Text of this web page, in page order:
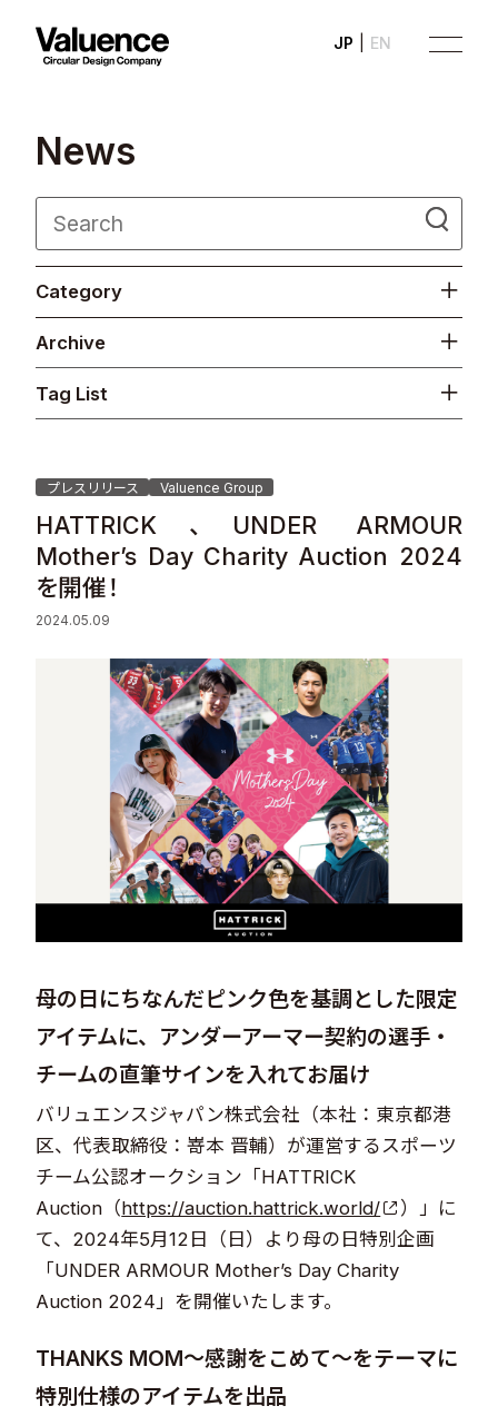
EN
JP
Company
Philosophy
Business
Investor Relations
Sustainability
Recruit
Contact
© Valuence Holdings Inc.
News
Category
Archive
Tag List
プレスリリース Valuence Group
HATTRICK、UNDER ARMOUR
Mother’s Day Charity Auction 2024
を開催！
2024.05.09
母の日にちなんだピンク色を基調とした限定
アイテムに、アンダーアーマー契約の選手・
チームの直筆サインを入れてお届け
バリュエンスジャパン株式会社（本社：東京都港
区、代表取締役：嵜本 晋輔）が運営するスポーツ
チーム公認オークション「HATTRICK
Auction（https://auction.hattrick.world/
）」に
て、2024年5月12日（日）より母の日特別企画
「UNDER ARMOUR Mother’s Day Charity
Auction 2024」を開催いたします。
THANKS MOM～感謝をこめて～をテーマに
特別仕様のアイテムを出品